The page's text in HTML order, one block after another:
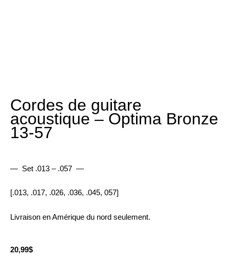
Cordes de guitare
acoustique – Optima Bronze
13-57
— Set .013 – .057 —
[.013, .017, .026, .036, .045, 057]
Livraison en Amérique du nord seulement.
20,99$